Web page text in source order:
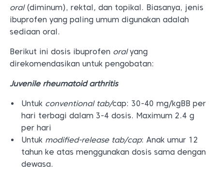
oral (diminum), rektal, dan topikal. Biasanya, jenis
ibuprofen yang paling umum digunakan adalah
sediaan oral.
Berikut ini dosis ibuprofen oralyang
direkomendasikan untuk pengobatan:
Juvenile rheumatoid arthritis
Untuk conventional tab/cap: 30-40 mg/kgBB per
hari terbagi dalam 3-4 dosis. Maximum 2.4 g
per hari
Untuk modified-release tab/cap: Anak umur 12
tahun ke atas menggunakan dosis sama dengan
dewasa.